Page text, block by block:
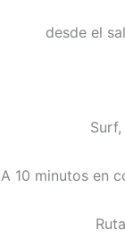
desde el
A 10 minutos en